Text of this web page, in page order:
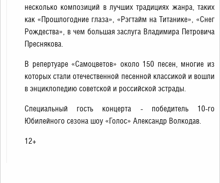
несколько композиций в лучших традициях жанра, таких
как «Прошлогодние глаза», «Рэгтайм на Титанике», «Снег
Рождества», в чем большая заслуга Владимира Петровича
Преснякова.
В репертуаре «Самоцветов» около 150 песен, многие из
которых стали отечественной песенной классикой и вошли
в энциклопедию советской и российской эстрады.
Специальный гость концерта - победитель 10-го
Юбилейного сезона шоу «Голос» Александр Волкодав.
12+